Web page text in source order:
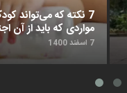
7 نکته که می‌تواند
مواردی که باید از آن
7 اسفند 1400